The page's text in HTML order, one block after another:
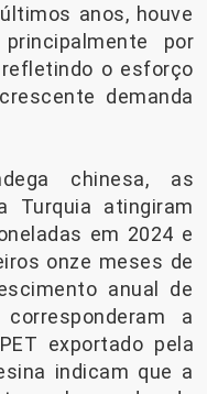
anos, houve
por
o esforço
demanda
chinesa, as
Turquia atingiram
em 2024 e
onze meses de
anual de
a
exportado pela
indicam que a